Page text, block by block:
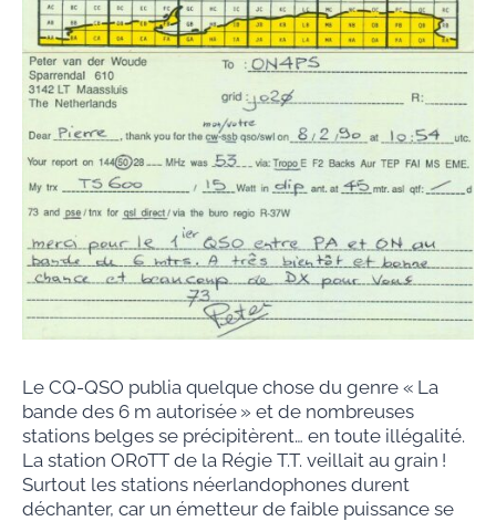
Le CQ-QSO publia quelque chose du genre « La
bande des 6 m autorisée » et de nombreuses
stations belges se précipitèrent… en toute illégalité.
La station OR0TT de la Régie T.T. veillait au grain !
Surtout les stations néerlandophones durent
déchanter, car un émetteur de faible puissance se